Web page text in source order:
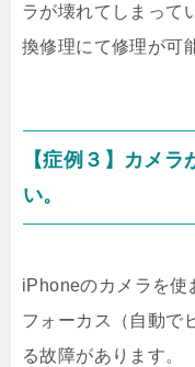
ラが壊れてしまって
換修理にて修理が可
【症例３】カメ
い。
iPhoneのカメラを使
フォーカス（自動で
る故障があります。